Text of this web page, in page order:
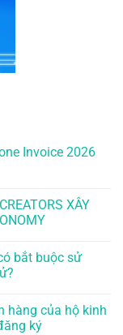
Invoice 2026
XÂY
bắt buộc sử
hàng của hộ kinh
ký